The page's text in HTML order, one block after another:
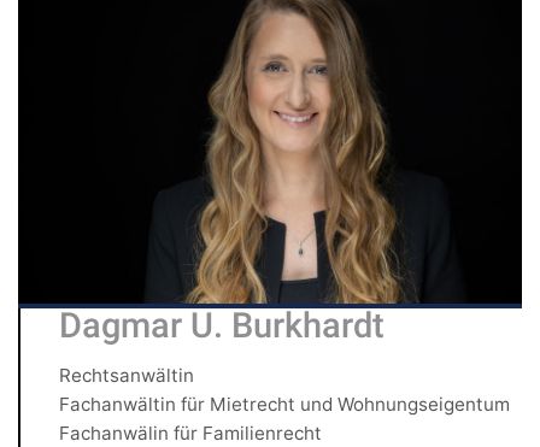
Dagmar U. Burkhardt
Rechtsanwältin
Fachanwältin für Mietrecht und Wohnungseigentum
Fachanwälin für Familienrecht